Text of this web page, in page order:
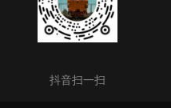
抖音扫一扫